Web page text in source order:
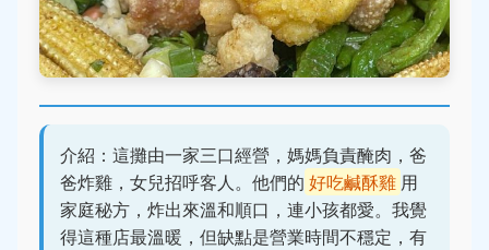
介紹：這攤由一家三口經營，媽媽負責醃肉，爸
爸炸雞，女兒招呼客人。他們的 好吃鹹酥雞 用
家庭秘方，炸出來溫和順口，連小孩都愛。我覺
得這種店最溫暖，但缺點是營業時間不穩定，有